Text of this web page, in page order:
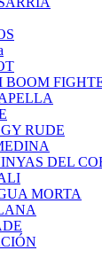
BOOM
RUDE
DEL
MORTA